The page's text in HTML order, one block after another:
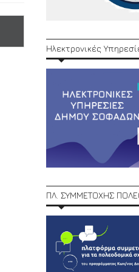
Ηλεκτρονικές
ΠΛ. ΣΥΜΜΕΤΟΧΗΣ